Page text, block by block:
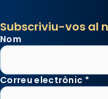
Subscriviu-vos al
Nom
Correu electrònic *